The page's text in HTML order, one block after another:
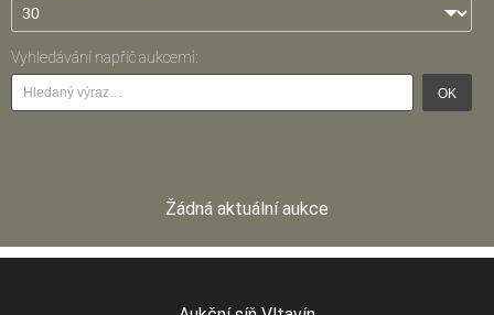
Vyhledávání napříč aukcemi:
OK
Žádná aktuální aukce